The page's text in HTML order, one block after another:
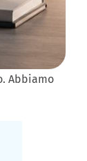
Abbiamo